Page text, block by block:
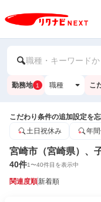
職種・キーワード
勤務地 1 職種 こ
こだわり条件の追加設定を
土日祝休み
年
宮崎市（宮崎県）、
40件1〜40件目を表示中
関連度順新着順